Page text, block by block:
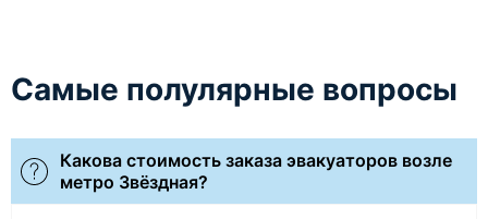
Самые полулярные вопросы
Какова стоимость заказа эвакуаторов возле
метро Звёздная?